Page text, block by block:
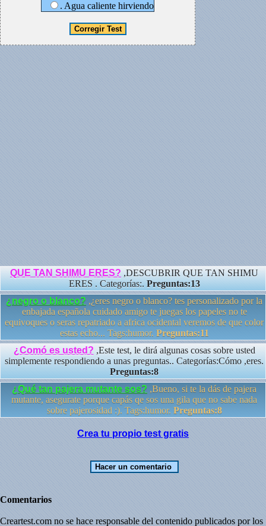
. Agua caliente hirviendo
QUE TAN SHIMU ERES? ,DESCUBRIR QUE TAN SHIMU
ERES . Categorías:. Preguntas:13
¿negro o blanco? ,¿eres negro o blanco? tes personalizado por la
enbajada española cuidado amigo te juegas los papeles no te
equivoques o seras repatriado a africa ocidental veremos de que color
estas echo... Tags:humor. Preguntas:11
¿Comó es usted? ,Este test, le dirá algunas cosas sobre usted
simplemente respondiendo a unas preguntas.. Categorías:Cómo ,eres.
Preguntas:8
¿Qué tan pajera mutante sos? ,Bueno, si te la dás de pajera
mutante, asegurate porque capás qe sos una gila que no sabe nada
sobre pajerosidad :). Tags:humor. Preguntas:8
Crea tu propio test gratis
Comentarios
Creartest.com no se hace responsable del contenido publicados por los